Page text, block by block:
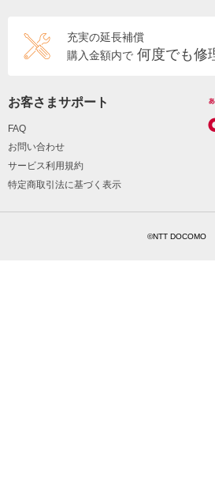
充実の延長補償
購入金額内で 何度でも修
お客さまサポート
FAQ
お問い合わせ
サービス利用規約
特定商取引法に基づく表示
©NTT DOCOMO